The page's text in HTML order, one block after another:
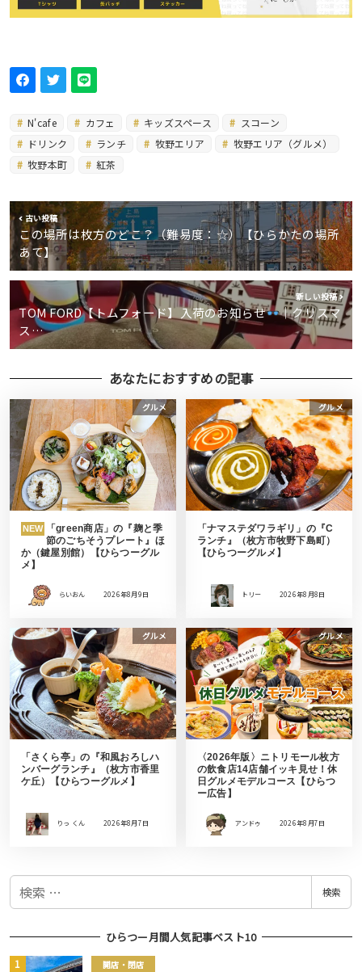
N'cafe カフェ キッズスペース
スコーン
ドリンク
ランチ 牧野エリア
牧野エリア（グルメ）
牧野本町
紅茶
古い投稿
この場所は枚方のどこ？（難易度：☆）【ひらかたの場所
あて】
新しい投稿
TOM FORD【トムフォード】入荷のお知らせ
｜クリスマ
ス…
あなたにおすすめの記事
グルメ
NEW
「green商店」の『麹と季
節のごちそうプレート』ほ
か（鍵屋別館）【ひらつーグル
メ】
らいおん 2026年8月9日
グルメ
「ナマステダワラギリ」の『C
ランチ』（枚方市牧野下島町）
【ひらつーグルメ】
トリー 2026年8月8日
グルメ
「さくら亭」の『和風おろしハ
ンバーグランチ』（枚方市香里
ケ丘）【ひらつーグルメ】
りっ くん 2026年8月7日
グルメ
〈2026年版〉ニトリモール枚方
の飲食店14店舗イッキ見せ！休
日グルメモデルコース【ひらつ
ー広告】
アンドゥ 2026年8月7日
検
検索
ひらつー月間人気記事ベスト10
開店・閉店